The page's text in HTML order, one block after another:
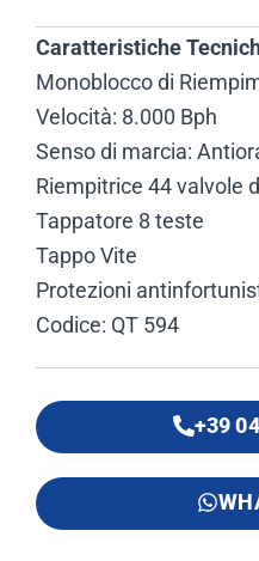
Caratteristiche
Monoblocco di
Velocità: 8.000 Bph
Senso di marcia:
Riempitrice 44 valvole
Tappatore 8 teste
Tappo Vite
Protezioni
Codice: QT 594
+39